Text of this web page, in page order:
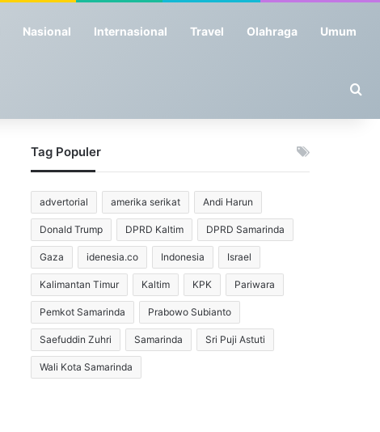
Nasional Internasional Travel Olahraga Umum
Tag Populer
advertorial amerika serikat Andi Harun
Donald Trump DPRD Kaltim DPRD Samarinda
Gaza idenesia.co Indonesia Israel
Kalimantan Timur Kaltim KPK Pariwara
Pemkot Samarinda Prabowo Subianto
Saefuddin Zuhri Samarinda Sri Puji Astuti
Wali Kota Samarinda